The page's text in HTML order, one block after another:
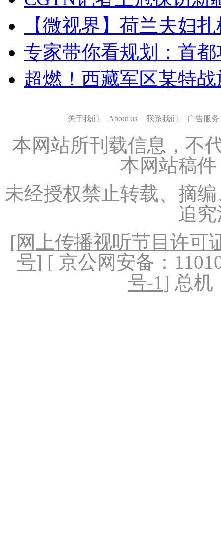
【微视界】荷兰夫妇
专家带你看规划：首
超燃！西藏军区某特
关于我们 | About us | 联系我们 | 广告服务
本网站所刊载信息，不
本网站稿
未经授权禁止转载、摘
追
[网上传播视听节目许可
号] [ 京公网安备：
号-1] 总机